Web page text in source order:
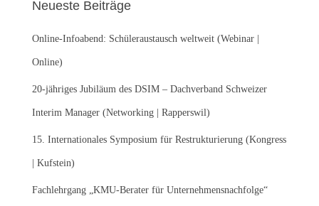
n
a
c
:
Neueste Beiträge
Online-Infoabend: Schüleraustausch weltweit (Webinar |
Online)
20-jähriges Jubiläum des DSIM – Dachverband Schweizer
Interim Manager (Networking | Rapperswil)
15. Internationales Symposium für Restrukturierung (Kongress
| Kufstein)
Fachlehrgang „KMU-Berater für Unternehmensnachfolge“